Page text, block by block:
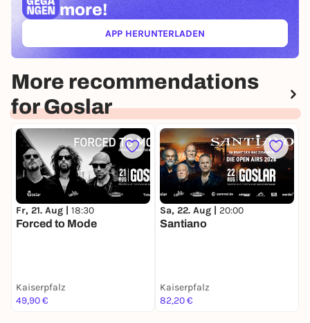
more!
APP HERUNTERLADEN(ÖFFNET IN NEUEM TAB)
More recommendations
for Goslar
Fr, 21. Aug | 18:30
Forced to Mode
Kaiserpfalz
49,90 €
Sa, 22. Aug | 20:00
Santiano
Kaiserpfalz
82,20 €